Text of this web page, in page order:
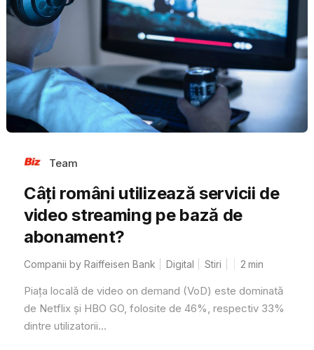
Team
Câți români utilizează servicii de
video streaming pe bază de
abonament?
Companii by Raiffeisen Bank Digital Stiri 2 min
Piața locală de video on demand (VoD) este dominată
de Netflix și HBO GO, folosite de 46%, respectiv 33%
dintre utilizatorii...